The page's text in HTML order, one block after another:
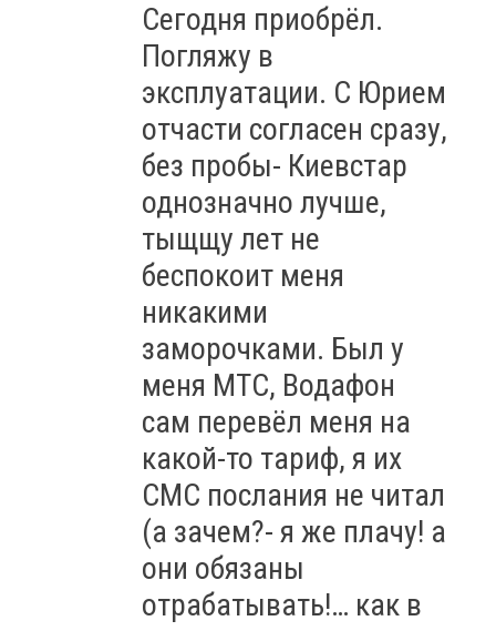
Сегодня приобрёл.
Погляжу в
эксплуатации. С Юрием
отчасти согласен сразу,
без пробы- Киевстар
однозначно лучше,
тыщщу лет не
беспокоит меня
никакими
заморочками. Был у
меня МТС, Водафон
сам перевёл меня на
какой-то тариф, я их
СМС послания не читал
(а зачем?- я же плачу! а
они обязаны
отрабатывать!… как в